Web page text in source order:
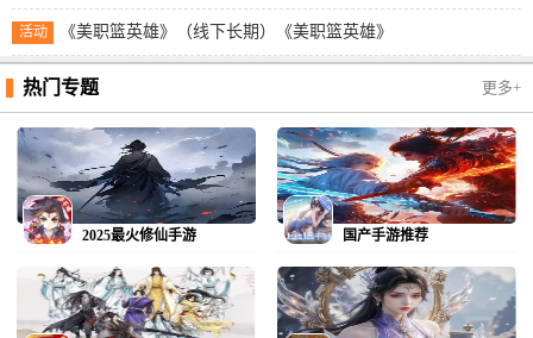
活动 《美职篮英雄》（线下长期）《美职篮英雄》
热门专题 更多+
2025最火修仙手游 国产手游推荐